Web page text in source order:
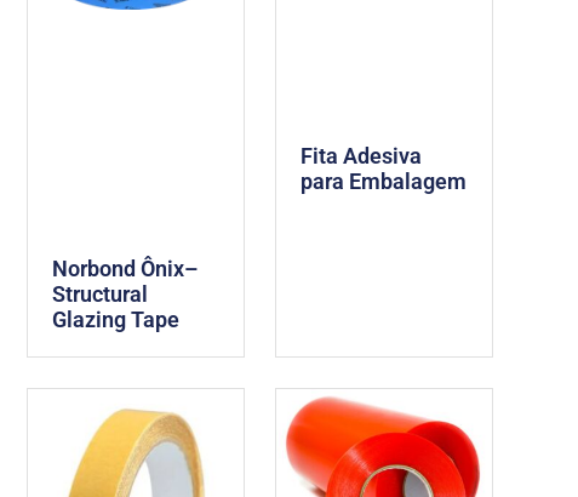
Norbond Ônix–
Structural
Glazing Tape
Fita Adesiva
para Embalagem